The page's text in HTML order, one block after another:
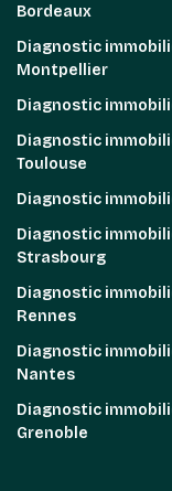
Bordeaux
Diagnostic
Montpellier
Diagnostic
Diagnostic
Toulouse
Diagnostic
Diagnostic
Strasbourg
Diagnostic
Rennes
Diagnostic
Nantes
Diagnostic
Grenoble